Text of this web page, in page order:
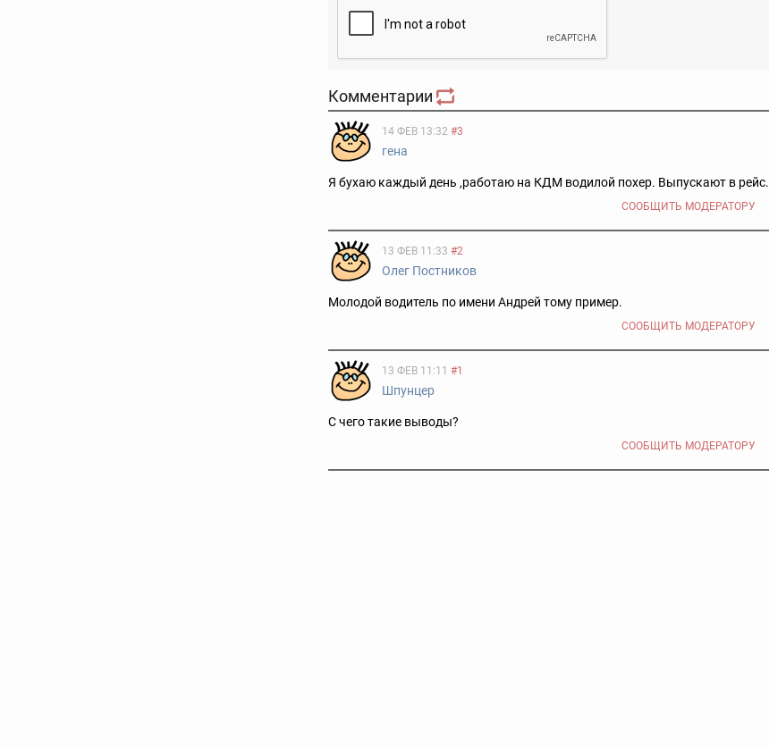
Комментарии
14 ФЕВ 13:32 #3
гена
Я бухаю каждый день ,работаю на КДМ водилой похер. Выпускают в рейс.
СООБЩИТЬ МОДЕРАТОРУ
13 ФЕВ 11:33 #2
Олег Постников
Молодой водитель по имени Андрей тому пример.
СООБЩИТЬ МОДЕРАТОРУ
13 ФЕВ 11:11 #1
Шпунцер
С чего такие выводы?
СООБЩИТЬ МОДЕРАТОРУ